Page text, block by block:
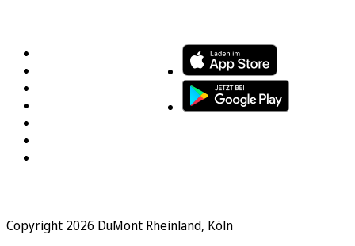
Copyright 2026 DuMont Rheinland, Köln